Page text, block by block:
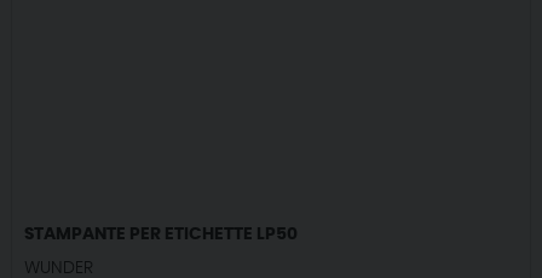
STAMPANTE PER ETICHETTE LP50
WUNDER